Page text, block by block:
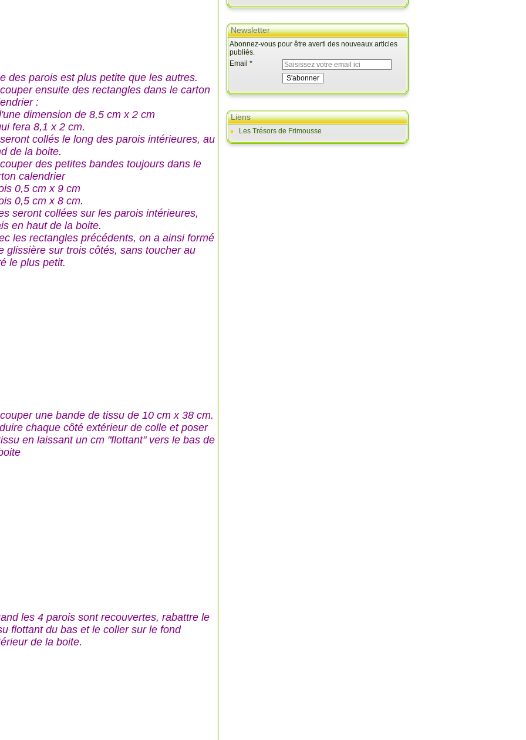
des parois est plus petite que les autres.
ensuite des rectangles dans le carton
:
dimension de 8,5 cm x 2 cm
fera 8,1 x 2 cm.
collés le long des parois intérieures, au
de la boite.
des petites bandes toujours dans le
calendrier
0,5 cm x 9 cm
0,5 cm x 8 cm.
seront collées sur les parois intérieures,
en haut de la boite.
les rectangles précédents, on a ainsi formé
glissière sur trois côtés, sans toucher au
le plus petit.
une bande de tissu de 10 cm x 38 cm.
chaque côté extérieur de colle et poser
en laissant un cm "flottant" vers le bas de
les 4 parois sont recouvertes, rabattre le
flottant du bas et le coller sur le fond
de la boite.
Newsletter
Abonnez-vous pour être averti des nouveaux articles
publiés.
Email
Liens
Les Trésors de Frimousse